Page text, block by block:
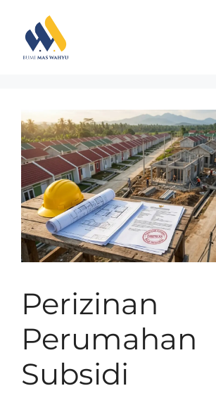
Perizinan
Perumahan
Subsidi